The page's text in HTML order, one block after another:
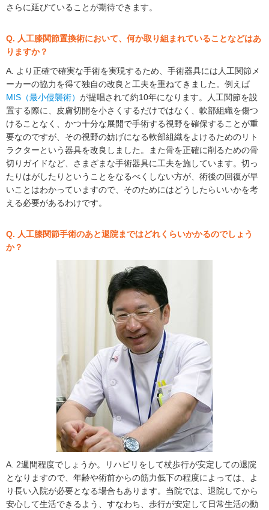
さらに延びていることが期待できます。
Q. 人工膝関節置換術において、何か取り組まれていることなどはあ
りますか？
A. より正確で確実な手術を実現するため、手術器具には人工関節メ
ーカーの協力を得て独自の改良と工夫を重ねてきました。例えば
MIS（最小侵襲術） が提唱されて約10年になります。人工関節を設
置する際に、皮膚切開を小さくするだけではなく、軟部組織を傷つ
けることなく、かつ十分な展開で手術する視野を確保することが重
要なのですが、その視野の妨げになる軟部組織をよけるためのリト
ラクターという器具を改良しました。また骨を正確に削るための骨
切りガイドなど、さまざまな手術器具に工夫を施しています。切っ
たりはがしたりということをなるべくしない方が、術後の回復が早
いことはわかっていますので、そのためにはどうしたらいいかを考
える必要があるわけです。
Q. 人工膝関節手術のあと退院まではどれくらいかかるのでしょう
か？
A. 2週間程度でしょうか。リハビリをして杖歩行が安定しての退院
となりますので、年齢や術前からの筋力低下の程度によっては、よ
り長い入院が必要となる場合もあります。当院では、退院してから
安心して生活できるよう、すなわち、歩行が安定して日常生活の動